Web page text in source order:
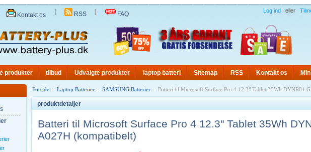
Kontakt os RSS FAQ Log ind eller
produkter tilbud Udvalgte produkter laptop batteri Sitemap RSS Kontakt os
Forside :: Laptop Batterier :: SAMSUNG Batterier :: Batteri til Microsoft Surface Pro 4 12.3" Tablet 35Wh DYNR01
produktdetaljer
Batteri til Microsoft Surface Pro 4 12.3" Tablet 35Wh
A027H (kompatibelt)